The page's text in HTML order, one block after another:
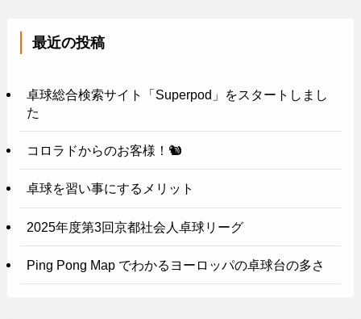
最近の投稿
卓球総合検索サイト「Superpod」をスタートしまし
た
コロラドからのお客様！🐿️
卓球を習い事にするメリット
2025年度第3回京都社会人卓球リーグ
Ping Pong Map でわかるヨーロッパの卓球台の多さ